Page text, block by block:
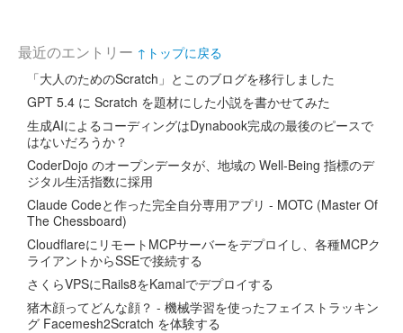
最近のエントリー ↑トップに戻る
「大人のためのScratch」とこのブログを移行しました
GPT 5.4 に Scratch を題材にした小説を書かせてみた
生成AIによるコーディングはDynabook完成の最後のピースで
はないだろうか？
CoderDojo のオープンデータが、地域の Well-Being 指標のデ
ジタル生活指数に採用
Claude Codeと作った完全自分専用アプリ - MOTC (Master Of
The Chessboard)
CloudflareにリモートMCPサーバーをデプロイし、各種MCPク
ライアントからSSEで接続する
さくらVPSにRails8をKamalでデプロイする
猪木顔ってどんな顔？ - 機械学習を使ったフェイストラッキン
グ Facemesh2Scratch を体験する